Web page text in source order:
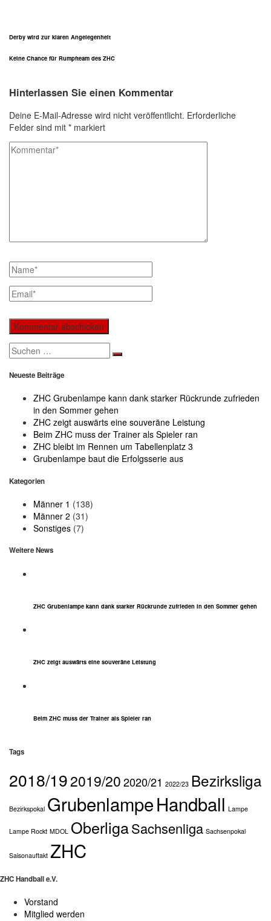
Derby wird zur klaren Angelegenheit
Keine Chance für Rumpfteam des ZHC
Hinterlassen Sie einen Kommentar
Deine E-Mail-Adresse wird nicht veröffentlicht. Erforderliche
Felder sind mit * markiert
Search
for:
Neueste Beiträge
ZHC Grubenlampe kann dank starker Rückrunde zufrieden
in den Sommer gehen
ZHC zeigt auswärts eine souveräne Leistung
Beim ZHC muss der Trainer als Spieler ran
ZHC bleibt im Rennen um Tabellenplatz 3
Grubenlampe baut die Erfolgsserie aus
Kategorien
Männer 1 (138)
Männer 2 (31)
Sonstiges (7)
Weitere News
ZHC Grubenlampe kann dank starker Rückrunde zufrieden in den Sommer gehen
ZHC zeigt auswärts eine souveräne Leistung
Beim ZHC muss der Trainer als Spieler ran
Tags
2018/192019/202020/21 2022/23 Bezirksliga
Bezirkspokal GrubenlampeHandball Lampe
Lampe Rockt MDOL OberligaSachsenliga Sachsenpokal
Saisonauftakt ZHC
ZHC Handball e.V.
Vorstand
Mitglied werden